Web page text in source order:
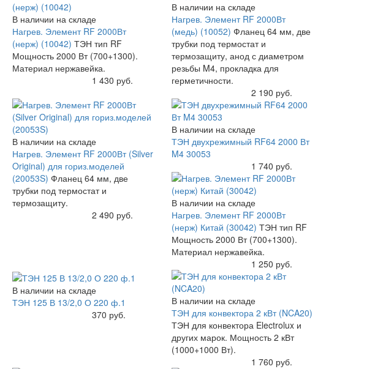
В наличии на складе
Нагрев. Элемент RF 2000Вт
(нерж) (10042) ТЭН тип RF
Мощность 2000 Вт (700+1300).
Материал нержавейка.
1 430 руб.
В наличии на складе
Нагрев. Элемент RF 2000Вт
(медь) (10052) Фланец 64 мм, две
трубки под термостат и
термозащиту, анод с диаметром
резьбы M4, прокладка для
герметичности.
2 190 руб.
В наличии на складе
Нагрев. Элемент RF 2000Вт (Silver
Original) для гориз.моделей
(20053S) Фланец 64 мм, две
трубки под термостат и
термозащиту.
2 490 руб.
В наличии на складе
ТЭН двухрежимный RF64 2000 Вт
M4 30053
1 740 руб.
В наличии на складе
Нагрев. Элемент RF 2000Вт
(нерж) Китай (30042) ТЭН тип RF
Мощность 2000 Вт (700+1300).
Материал нержавейка.
1 250 руб.
В наличии на складе
ТЭН 125 В 13/2,0 О 220 ф.1
370 руб.
В наличии на складе
ТЭН для конвектора 2 кВт (NCA20)
ТЭН для конвектора Electrolux и
других марок. Мощность 2 кВт
(1000+1000 Вт).
1 760 руб.